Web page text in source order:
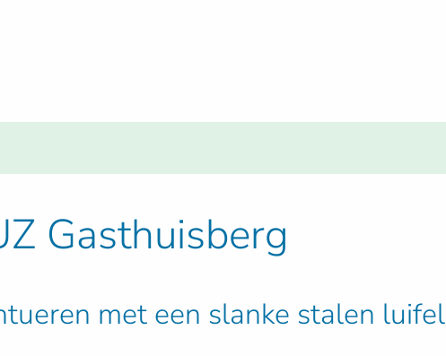
Gasthuisberg
met een slanke stalen luifel